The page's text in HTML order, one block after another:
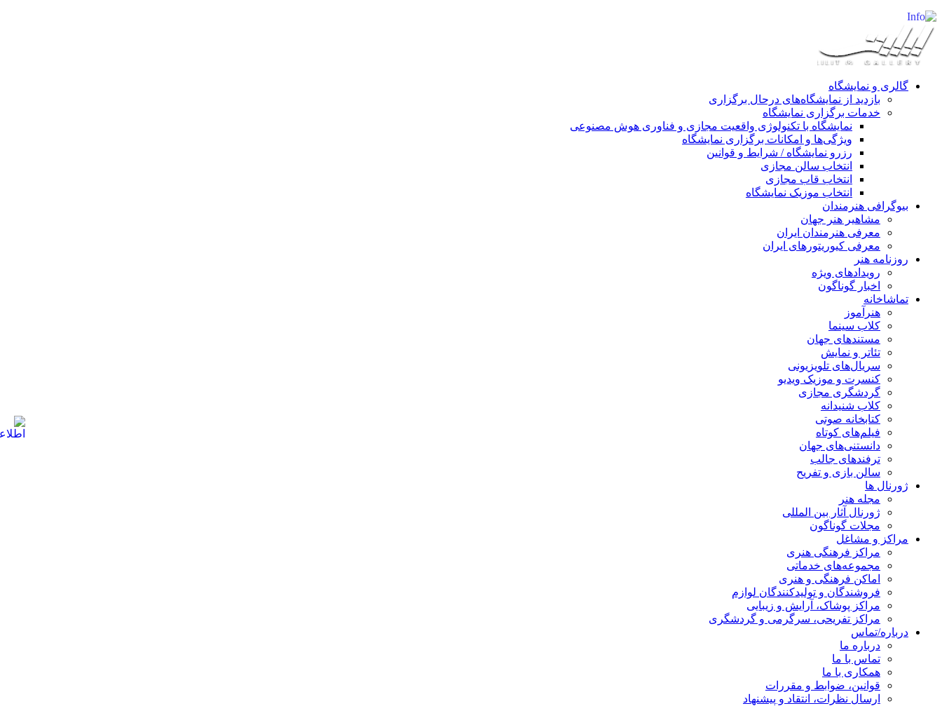
گالری و نمایشگاه
بازدید از نمایشگاه‌های درحال برگزاری
خدمات برگزاری نمایشگاه
نمایشگاه با تکنولوژی واقعیت مجازی و فناوری هوش مصنوعی
ویژگی‌ها و امکانات برگزاری نمایشگاه
رزرو نمایشگاه / شرایط و قوانین
انتخاب سالن مجازی
انتخاب قاب مجازی
انتخاب موزیک نمایشگاه
بیوگرافی هنرمندان
مشاهیر هنر جهان
معرفی هنرمندان ایران
معرفی کیوریتورهای ایران
روزنامه هنر
رویدادهای ویژه
اخبار گوناگون
تماشاخانه
هنرآموز
کلاب سینما
مستندهای جهان
تئاتر و نمایش
سریال‌های تلویزیونی
کنسرت و موزیک ویدیو
گردشگری مجازی
کلاب شنیدانه
کتابخانه صوتی
فیلم‌های کوتاه
دانستنی‌های جهان
ترفندهای جالب
سالن بازی و تفریح
ژورنال ها
مجله هنر
ژورنال آثار بین المللی
مجلات گوناگون
مراکز و مشاغل
مراکز فرهنگی هنری
مجموعه‌های خدماتی
اماکن فرهنگی و هنری
فروشندگان و تولیدکنندگان لوازم
مراکز پوشاک، آرایش و زیبایی
مراکز تفریحی، سرگرمی و گردشگری
درباره/تماس
درباره ما
تماس با ما
همکاری با ما
قوانین، ضوابط و مقررات
ارسال نظرات، انتقاد و پیشنهاد